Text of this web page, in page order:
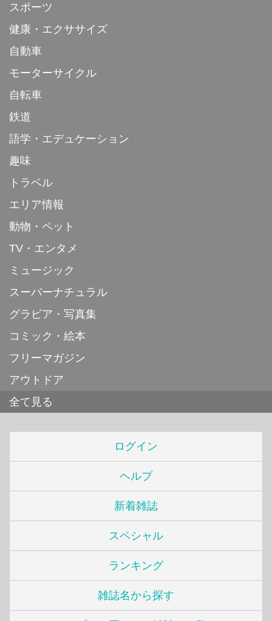
スポーツ
健康・エクササイズ
自動車
モーターサイクル
自転車
鉄道
語学・エデュケーション
趣味
トラベル
エリア情報
動物・ペット
TV・エンタメ
ミュージック
スーパーナチュラル
グラビア・写真集
コミック・絵本
フリーマガジン
アウトドア
全て見る
ログイン
ヘルプ
新着雑誌
スペシャル
ランキング
雑誌名から探す